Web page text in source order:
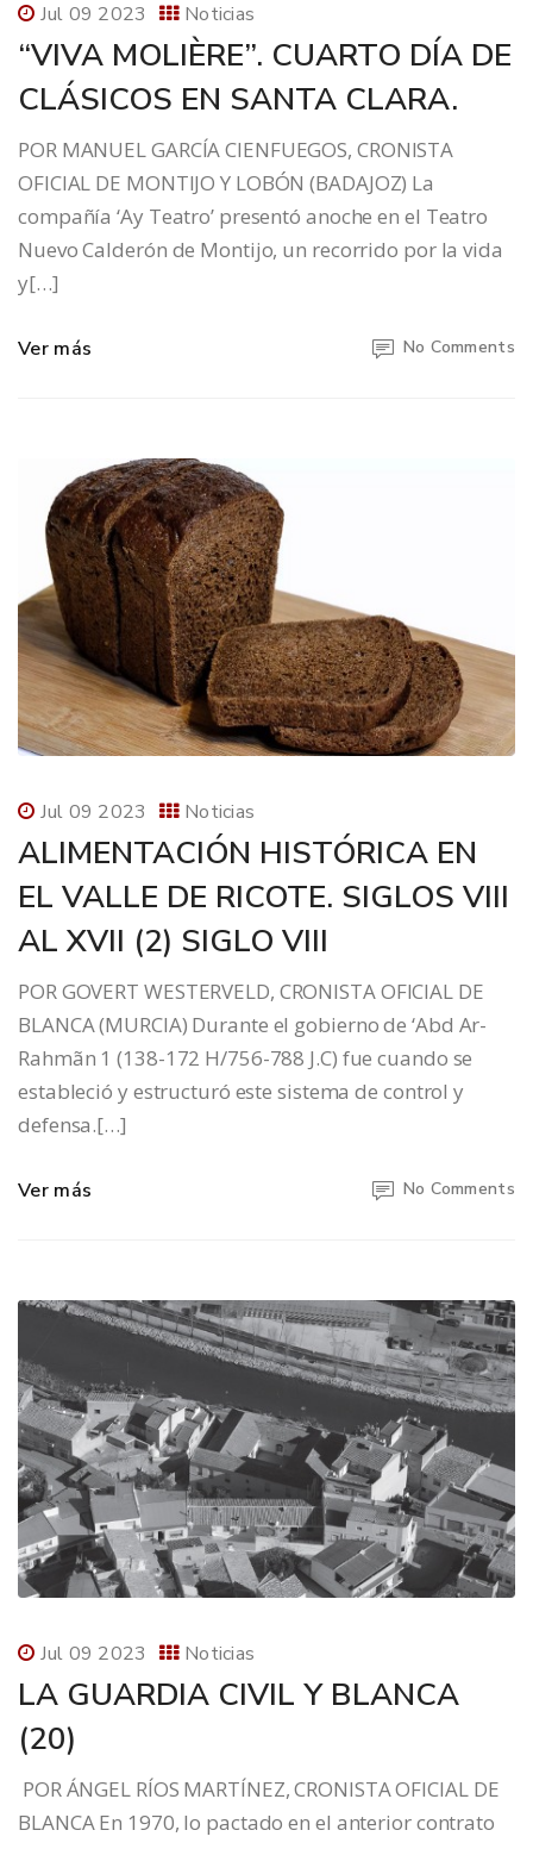
Jul 09 2023 Noticias
“VIVA MOLIÈRE”. CUARTO DÍA DE
CLÁSICOS EN SANTA CLARA.
POR MANUEL GARCÍA CIENFUEGOS, CRONISTA
OFICIAL DE MONTIJO Y LOBÓN (BADAJOZ) La
compañía ‘Ay Teatro’ presentó anoche en el Teatro
Nuevo Calderón de Montijo, un recorrido por la vida
y[…]
Ver más No Comments
Jul 09 2023 Noticias
ALIMENTACIÓN HISTÓRICA EN
EL VALLE DE RICOTE. SIGLOS VIII
AL XVII (2) SIGLO VIII
POR GOVERT WESTERVELD, CRONISTA OFICIAL DE
BLANCA (MURCIA) Durante el gobierno de ‘Abd Ar-
Rahmãn 1 (138-172 H/756-788 J.C) fue cuando se
estableció y estructuró este sistema de control y
defensa.[…]
Ver más No Comments
Jul 09 2023 Noticias
LA GUARDIA CIVIL Y BLANCA
(20)
POR ÁNGEL RÍOS MARTÍNEZ, CRONISTA OFICIAL DE
BLANCA En 1970, lo pactado en el anterior contrato